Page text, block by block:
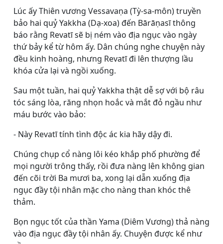
Lúc ấy Thiên vương Vessavaṇa (Tỳ-sa-môn) truyền
bảo hai quỷ Yakkha (Dạ-xoa) đến Bārāṇasī thông
báo rằng Revatī sẽ bị ném vào địa ngục vào ngày
thứ bảy kể từ hôm ấy. Dân chúng nghe chuyện này
đều kinh hoàng, nhưng Revatī đi lên thượng lầu
khóa cửa lại và ngồi xuống.
Sau một tuần, hai quỷ Yakkha thật dễ sợ với bộ râu
tóc sáng lòa, răng nhọn hoắc và mắt đỏ ngầu như
máu bước vào bảo:
- Này Revatī tính tình độc ác kia hãy dậy đi.
Chúng chụp cổ nàng lôi kéo khắp phố phường để
mọi người trông thấy, rồi đưa nàng lên không gian
đến cõi trời Ba mươi ba, xong lại dẫn xuống địa
ngục đầy tội nhân mặc cho nàng than khóc thê
thảm.
Bọn ngục tốt của thần Yama (Diêm Vương) thả nàng
vào địa ngục đầy tội nhân ấy. Chuyện được kể như